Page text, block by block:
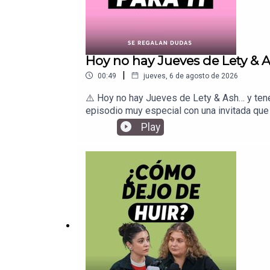
que nació como un proyecto entre
y puntos de vista expresados por Lety y/o
personal de Lety y/o Ash o de cualquier
Hoy no hay Jueves de Lety &
00:49 | jueves, 6 de agosto de 2026
⚠️ Hoy no hay Jueves de Lety & Ash… y
episodio muy especial con una invitada
latina que nos ha acompañado en
bonito.Nos escuchamos mañana aquí
Play